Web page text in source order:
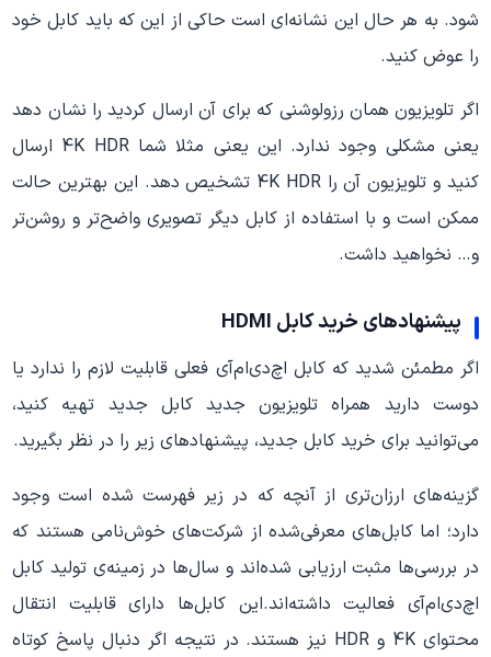
شود. به هر حال این نشانه‌ای است حاکی از این که باید کابل خود
را عوض کنید.
اگر تلویزیون همان رزولوشنی که برای آن ارسال کردید را نشان دهد
یعنی مشکلی وجود ندارد. این یعنی مثلا شما 4K HDR ارسال
کنید و تلویزیون آن را 4K HDR تشخیص دهد. این بهترین حالت
ممکن است و با استفاده از کابل دیگر تصویری واضح‌تر و روشن‌تر
و… نخواهید داشت.
پیشنهادهای خرید کابل HDMI
اگر مطمئن شدید که کابل اچ‌دی‌ام‌آی فعلی قابلیت لازم را ندارد یا
دوست دارید همراه تلویزیون جدید کابل جدید تهیه کنید،
می‌توانید برای خرید کابل جدید، پیشنهاد‌های زیر را در نظر بگیرید.
گزینه‌های ارزان‌تری از آنچه که در زیر فهرست شده است وجود
دارد؛ اما کابل‌های معرفی‌شده از شرکت‌های خوش‌نامی هستند که
در بررسی‌ها مثبت ارزیابی شده‌اند و سال‌ها در زمینه‌ی تولید کابل
اچ‌دی‌ام‌آی فعالیت داشته‌اند.این کابل‌ها دارای قابلیت انتقال
محتوای 4K و HDR نیز هستند. در نتیجه اگر دنبال پاسخ کوتاه